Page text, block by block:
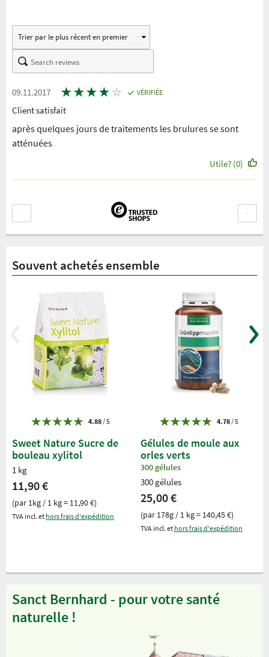
09.11.2017 ★★★★ ☆ VÉRIFIÉE
Client satisfait
après quelques jours de traitements les brulures se sont
atténuées
Utile? (0)
Souvent achetés ensemble
4.88/ 5
Sweet Nature Sucre de
bouleau xylitol
1 kg
11,90 €
(par 1kg / 1 kg = 11,90 €)
TVA incl. et hors frais d'expédition
4.78/ 5
Gélules de moule aux
orles verts
300 gélules
300 gélules
25,00 €
(par 178g / 1 kg = 140,45 €)
TVA incl. et hors frais d'expédition
Sanct Bernhard - pour votre santé
naturelle !